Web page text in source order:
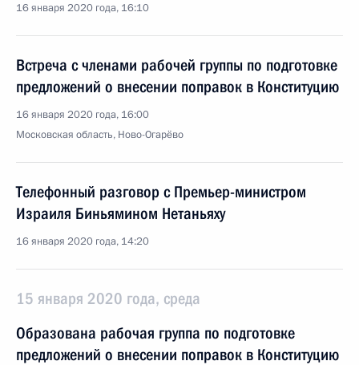
16 января 2020 года, 16:10
Встреча с членами рабочей группы по подготовке
предложений о внесении поправок в Конституцию
16 января 2020 года, 16:00
Московская область, Ново-Огарёво
Телефонный разговор с Премьер-министром
Израиля Биньямином Нетаньяху
16 января 2020 года, 14:20
15 января 2020 года, среда
Образована рабочая группа по подготовке
предложений о внесении поправок в Конституцию